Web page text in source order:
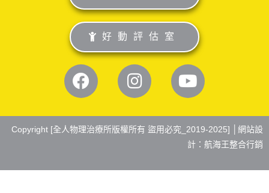
好動評估室
Copyright [全人物理治療所版權所有 盜用必究_2019-2025] │ 網站設
計：航海王整合行銷